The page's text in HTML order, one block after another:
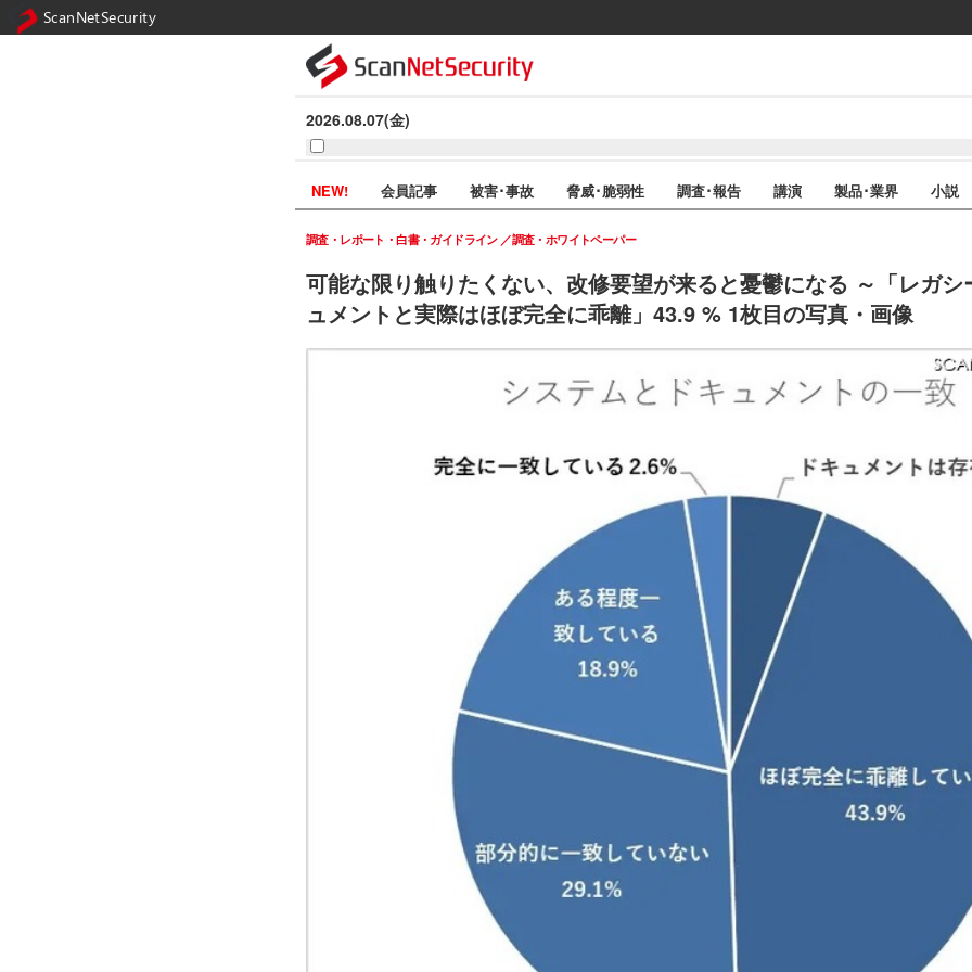
2026.08.07(金)
NEW! 会員記事 被害･事故 脅威･脆弱性 調査･報告 講演 製品･業界 小説
可能な限り触りたくない、改修要望が来ると憂鬱になる ～「レガ
ュメントと実際はほぼ完全に乖離」43.9 % 1枚目の写真・画像
調査・レポート・白書・ガイドライン 調査・ホワイトペーパー
ScanNetSecurity